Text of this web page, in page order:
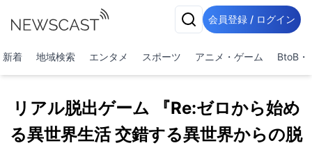
会員登録 / ログイン
新着 地域検索 エンタメ スポーツ アニメ・ゲーム BtoB・
リアル脱出ゲーム 『Re:ゼロから始め
る異世界生活 交錯する異世界からの脱